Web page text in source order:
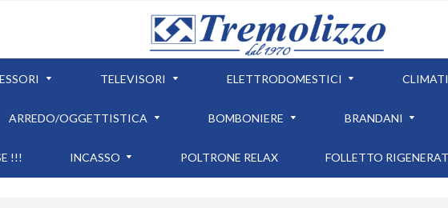
TELEVISORI ELETTRODOMESTICI
ARREDO/OGGETTISTICA BOMBONIERE BRANDANI
!!! INCASSO POLTRONE RELAX FOLLETTO